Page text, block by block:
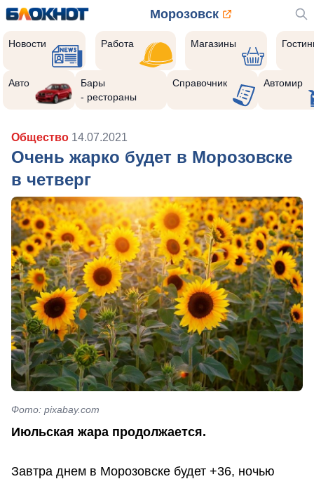
Морозовск
Новости Работа Магазины
Авто
Бары
- рестораны
Справочник Автомир
Общество 14.07.2021
Очень жарко будет в Морозовске
в четверг
Фото: pixabay.com
Июльская жара продолжается.
Завтра днем в Морозовске будет +36, ночью